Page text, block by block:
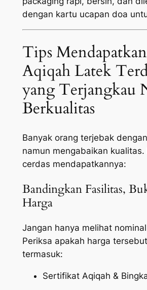
dengan kartu ucapan doa
Tips
Aqiqah Latek
yang Terjangkau
Berkualitas
Banyak orang terjebak
namun mengabaikan kualitas.
cerdas mendapatkannya:
Bandingkan Fasilitas,
Harga
Jangan hanya melihat
Periksa apakah harga
termasuk:
Sertifikat Aqiqah &